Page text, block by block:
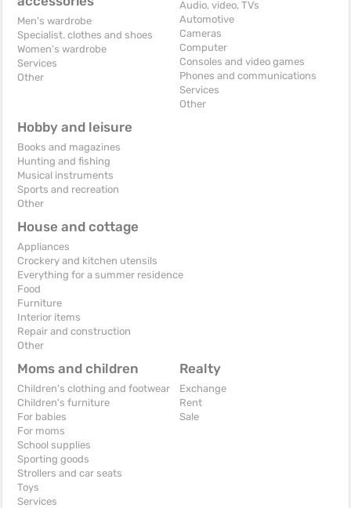
Men's wardrobe
Specialist. clothes and shoes
Women's wardrobe
Services
Other
Audio, video, TVs
Automotive
Cameras
Computer
Consoles and video games
Phones and communications
Services
Other
Hobby and leisure
Books and magazines
Hunting and fishing
Musical instruments
Sports and recreation
Other
House and cottage
Appliances
Crockery and kitchen utensils
Everything for a summer residence
Food
Furniture
Interior items
Repair and construction
Other
Moms and children
Children's clothing and footwear
Children's furniture
For babies
For moms
School supplies
Sporting goods
Strollers and car seats
Toys
Services
Realty
Exchange
Rent
Sale